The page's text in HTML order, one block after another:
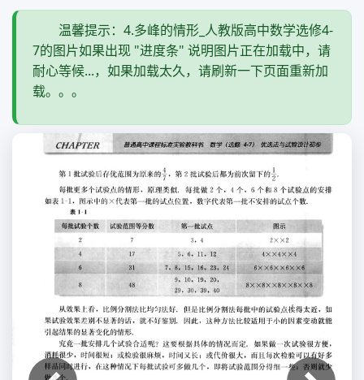
温馨提示：4.多峰的情形_人教版高中数学选修4-
7的图片如果出现 "进度条" 说明图片正在加载中，请
耐心等候...，如果加载太久，请刷新一下页面重新加
载。。。